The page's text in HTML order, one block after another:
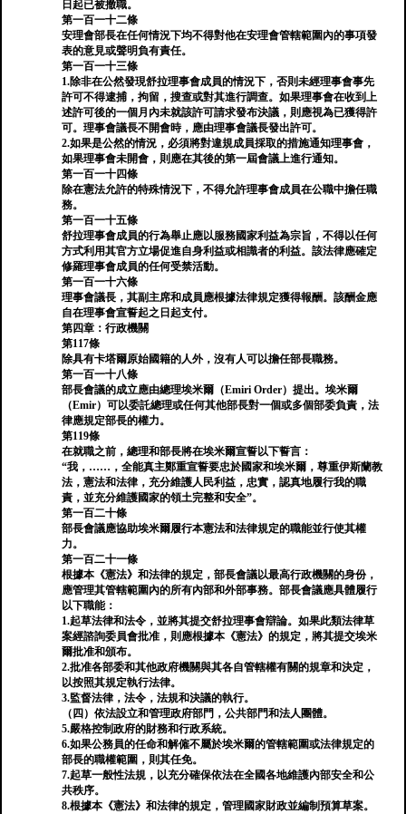
日起已被撤職。
第一百一十二條
安理會部長在任何情況下均不得對他在安理會管轄範圍內的事項發
表的意見或聲明負有責任。
第一百一十三條
1.除非在公然發現舒拉理事會成員的情況下，否則未經理事會事先
許可不得逮捕，拘留，搜查或對其進行調查。如果理事會在收到上
述許可後的一個月內未就該許可請求發布決議，則應視為已獲得許
可。理事會議長不開會時，應由理事會議長發出許可。
2.如果是公然的情況，必須將對違規成員採取的措施通知理事會，
如果理事會未開會，則應在其後的第一屆會議上進行通知。
第一百一十四條
除在憲法允許的特殊情況下，不得允許理事會成員在公職中擔任職
務。
第一百一十五條
舒拉理事會成員的行為舉止應以服務國家利益為宗旨，不得以任何
方式利用其官方立場促進自身利益或相識者的利益。該法律應確定
修羅理事會成員的任何受禁活動。
第一百一十六條
理事會議長，其副主席和成員應根據法律規定獲得報酬。該酬金應
自在理事會宣誓起之日起支付。
第四章：行政機關
第117條
除具有卡塔爾原始國籍的人外，沒有人可以擔任部長職務。
第一百一十八條
部長會議的成立應由總理埃米爾（Emiri Order）提出。埃米爾
（Emir）可以委託總理或任何其他部長對一個或多個部委負責，法
律應規定部長的權力。
第119條
在就職之前，總理和部長將在埃米爾宣誓以下誓言：
“我，……，全能真主鄭重宣誓要忠於國家和埃米爾，尊重伊斯蘭教
法，憲法和法律，充分維護人民利益，忠實，認真地履行我的職
責，並充分維護國家的領土完整和安全”。
第一百二十條
部長會議應協助埃米爾履行本憲法和法律規定的職能並行使其權
力。
第一百二十一條
根據本《憲法》和法律的規定，部長會議以最高行政機關的身份，
應管理其管轄範圍內的所有內部和外部事務。部長會議應具體履行
以下職能：
1.起草法律和法令，並將其提交舒拉理事會辯論。如果此類法律草
案經諮詢委員會批准，則應根據本《憲法》的規定，將其提交埃米
爾批准和頒布。
2.批准各部委和其他政府機關與其各自管轄權有關的規章和決定，
以按照其規定執行法律。
3.監督法律，法令，法規和決議的執行。
（四）依法設立和管理政府部門，公共部門和法人團體。
5.嚴格控制政府的財務和行政系統。
6.如果公務員的任命和解僱不屬於埃米爾的管轄範圍或法律規定的
部長的職權範圍，則其任免。
7.起草一般性法規，以充分確保依法在全國各地維護內部安全和公
共秩序。
8.根據本《憲法》和法律的規定，管理國家財政並編制預算草案。